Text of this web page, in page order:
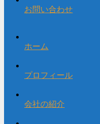
お問い合わせ
ホーム
プロフィール
会社の紹介